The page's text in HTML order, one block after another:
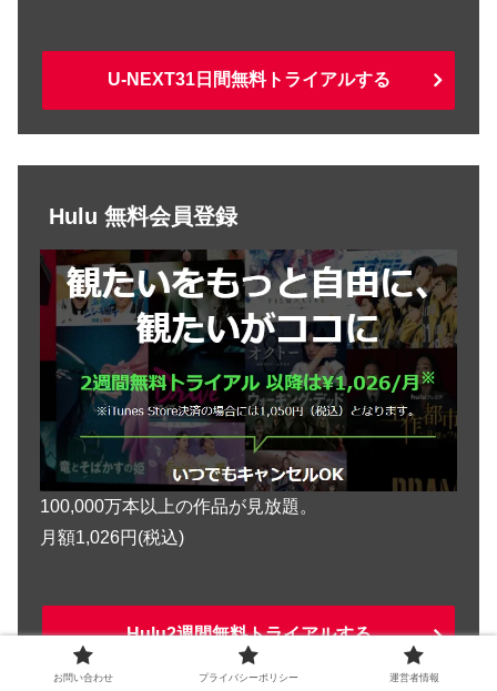
U-NEXT31日間無料トライアルする
Hulu 無料会員登録
100,000万本以上の作品が見放題。
月額1,026円(税込)
Hulu2週間無料トライアルする
お問い合わせ プライバシーポリシー 運営者情報